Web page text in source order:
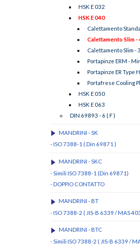
HSK E 032
HSK E 040
Calettamento
Calettamento Slim -
Calettamento Slim -
Portapinze ERM -
Portapinze ER Type
Portafrese Cooling
HSK E 050
HSK E 063
DIN 69893 - 6 ( F )
MANDRINI - SK
- ISO 7388-1 ( Din 69871 )
MANDRINI - SKC
- Simili ISO 7388-1 (Din 69871)
- DOPPIO CONTATTO
MANDRINI - BT
- ISO 7388-2 ( JIS-B 6339 / MAS
MANDRINI - BTC
- Simili ISO 7388-2 ( JIS-B 6339 /